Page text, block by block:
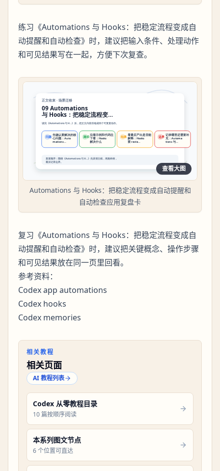
练习《Automations 与 Hooks：把稳定流程变成自
动提醒和自动检查》时，建议把输入条件、处理动作
和可见结果写在一起，方便下次复查。
查看大图
Automations 与 Hooks：把稳定流程变成自动提醒和
自动检查应用复盘卡
复习《Automations 与 Hooks：把稳定流程变成自
动提醒和自动检查》时，建议把关键概念、操作步骤
和可见结果放在同一页里回看。
参考资料：
Codex app automations
Codex hooks
Codex memories
相关教程
相关页面
AI 教程列表
Codex 从零教程目录
10 篇按顺序阅读
本系列图文节点
6 个位置可直达